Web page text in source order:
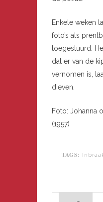
Enkele weken
foto’s als
toegestuurd.
dat er van de
vernomen is,
dieven.
Foto: Johanna
(1957)
TAGS: